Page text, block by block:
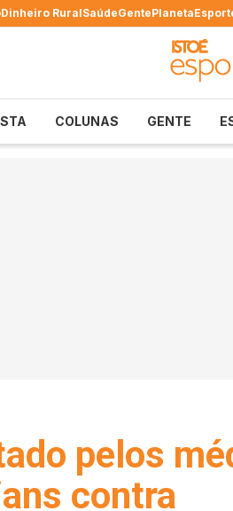
Dinheiro RuralSaúdeGentePlaneta
COLUNAS GENTE
pelos
contra